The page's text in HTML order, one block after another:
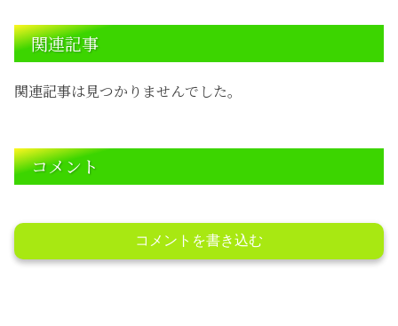
関連記事
関連記事は見つかりませんでした。
コメント
コメントを書き込む